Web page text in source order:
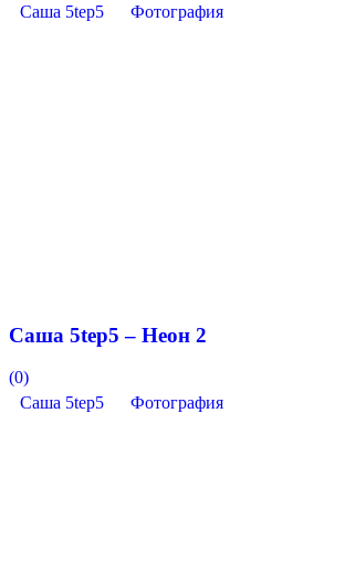
Саша 5tep5 Фотография
Саша 5tep5 – Неон 2
(0)
Саша 5tep5
Фотография